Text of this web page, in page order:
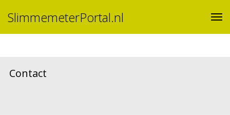
SlimmemeterPortal.nl
Contact